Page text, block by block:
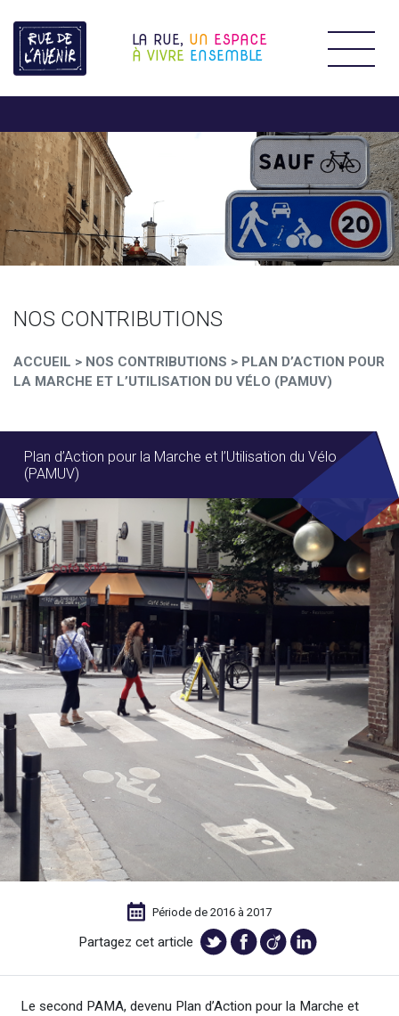
LA RUE, UN ESPACE
À VIVRE ENSEMBLE
NOS CONTRIBUTIONS
ACCUEIL > NOS CONTRIBUTIONS > PLAN D’ACTION POUR
LA MARCHE ET L’UTILISATION DU VÉLO (PAMUV)
Plan d’Action pour la Marche et l’Utilisation du Vélo
(PAMUV)
Période de 2016 à 2017
Partagez cet article
Le second PAMA, devenu Plan d’Action pour la Marche et